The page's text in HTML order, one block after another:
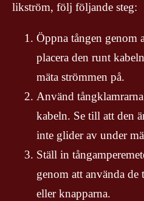
likström, följ följande steg:
Öppna tången genom
placera den runt
mäta strömmen på.
Använd
kabeln. Se till att den
inte glider av under
Ställ in
genom att använda
eller knapparna.